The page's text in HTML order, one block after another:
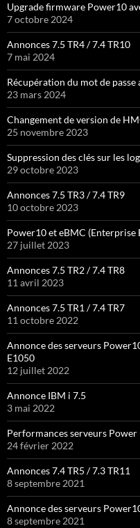
Upgrade firmware Power10
7 octobre 2024
Annonces 7.5 TR4 / 7.4 TR10
7 mai 2024
Récupération du mot de
23 mars 2024
Changement de version de
25 novembre 2023
Suppression des clés sur les
29 octobre 2023
Annonces 7.5 TR3 / 7.4 TR9
10 octobre 2023
Power10 et eBMC
27 juillet 2023
Annonces 7.5 TR2 / 7.4 TR8
11 avril 2023
Annonces 7.5 TR1 / 7.4 TR7
11 octobre 2022
Annonce des serveurs
E1050
12 juillet 2022
Annonce IBM i 7.5
3 mai 2022
Performances serveurs Power
24 février 2022
Annonces 7.4 TR5 / 7.3 TR11
8 septembre 2021
Annonce des serveurs
8 septembre 2021